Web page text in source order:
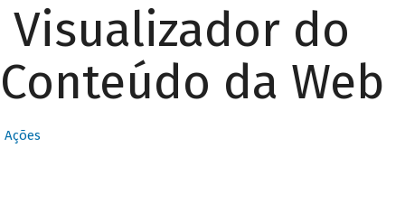
Visualizador do
Conteúdo da Web
Ações